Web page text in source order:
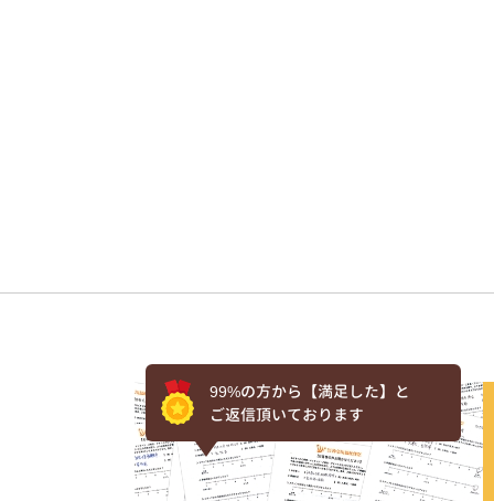
99%の方から【満足した】と
ご返信頂いております